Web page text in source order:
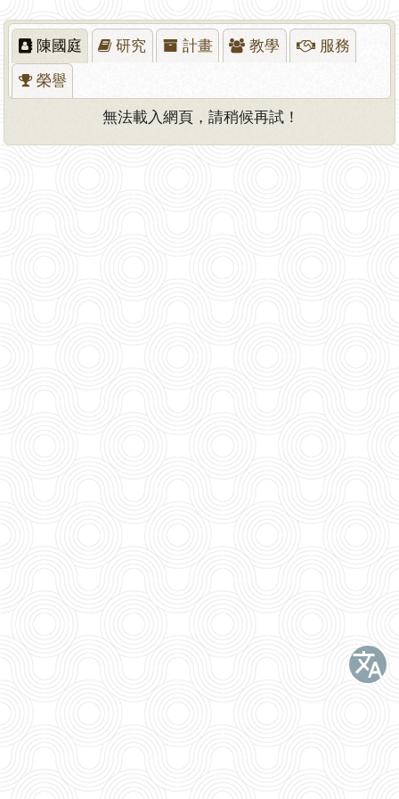
陳國庭 研究 計畫 教學 服務
榮譽
無法載入網頁，請稍候再試！